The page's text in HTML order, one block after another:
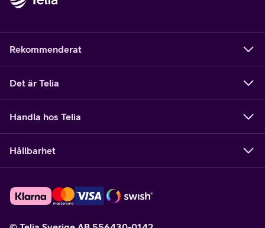
Rekommenderat
Det är Telia
Handla hos Telia
Hållbarhet